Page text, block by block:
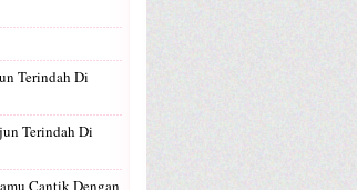
Terindah Di
Terindah Di
Cantik Dengan